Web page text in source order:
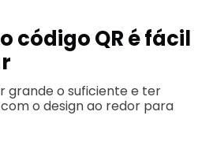
código QR é fácil
grande o suficiente e ter
o design ao redor para